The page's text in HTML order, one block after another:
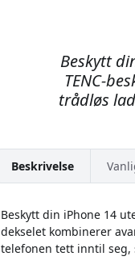
Beskytt
TENC-
trådløs
Beskrivelse
Beskytt din iPhone 14
dekselet kombinerer
telefonen tett inntil seg,